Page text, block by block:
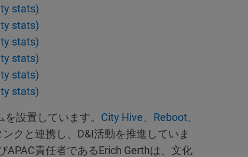
stats)
stats)
stats)
stats)
stats)
stats)
設置しています。 City Hive、 Reboot、
クと連携し、D&I活動を推進していま
APAC責任者であるErich Gerthは、文化